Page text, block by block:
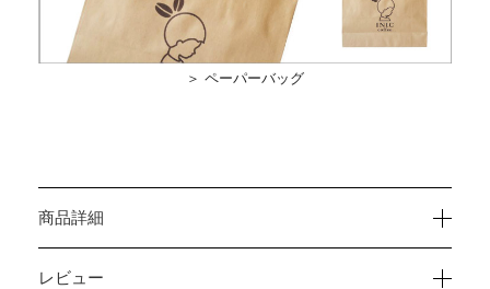
＞ ペーパーバッグ
商品詳細
レビュー